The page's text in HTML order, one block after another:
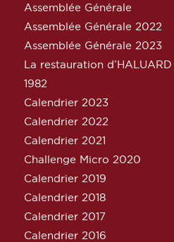
Assemblée Générale
Assemblée Générale 2022
Assemblée Générale 2023
La restauration
1982
Calendrier 2023
Calendrier 2022
Calendrier 2021
Challenge Micro 2020
Calendrier 2019
Calendrier 2018
Calendrier 2017
Calendrier 2016